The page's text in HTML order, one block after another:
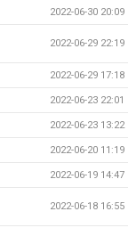
2022-06-30 20:09
2022-06-29 22:19
2022-06-29 17:18
2022-06-23 22:01
2022-06-23 13:22
2022-06-20 11:19
2022-06-19 14:47
2022-06-18 16:55